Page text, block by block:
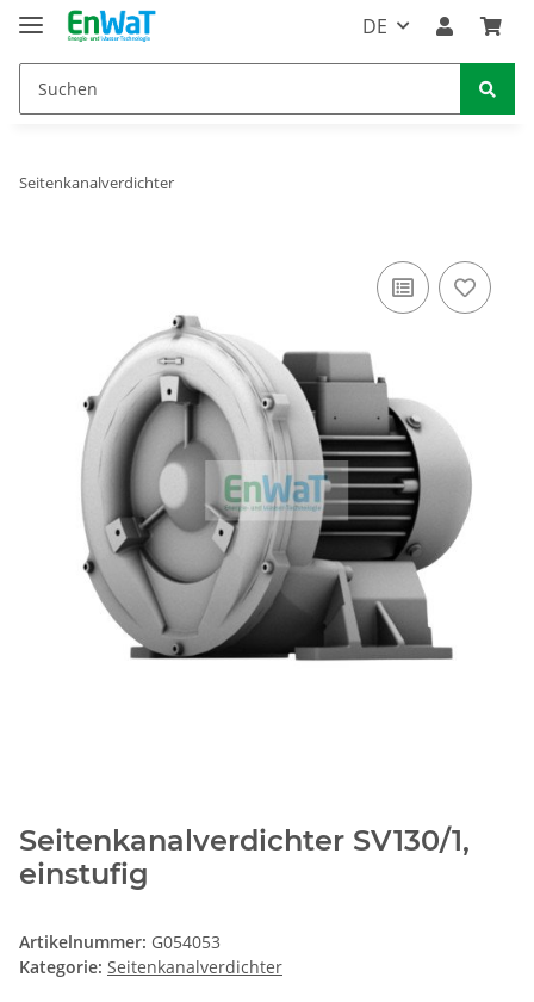
DE
Seitenkanalverdichter
Seitenkanalverdichter SV130/1,
einstufig
Artikelnummer: G054053
Kategorie: Seitenkanalverdichter